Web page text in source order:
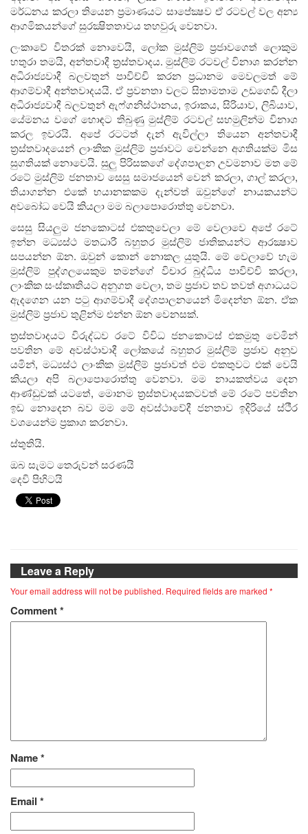
මර්ධනය කරලා තියෙන ප්‍රමාණයට සාපේක්‍ෂව ඒ රටවල් වල අන්‍ය
ආගමිකයන්ගේ සුරක්‍ෂිතතාවය තහවුරු වෙනවා.
ලංකාවේ විතරක් නොවෙයි, ලෝක මුස්ලිම් ප්‍රජාවගෙත් ලොකුම
හතුරා තමයි, අන්තවාදී ත්‍රස්තවාදය. මුස්ලිම් රටවල් විනාශ කරන්න
අධිරාජ්‍යවාදී බලවතුන් පාවිච්චි කරන ප්‍රධානම මෙවලමත් මේ
ආගම්වාදී අන්තවාදයයි. ඒ ප්‍රවනතා වලට සිතාමතාම උඩගෙඩි දීලා
අධිරාජ්‍යවාදී බලවතුන් ඇෆ්ගනිස්ථානය, ඉරාකය, සිරියාව, ලිබියාව,
යේමනය වගේ හොඳට තිබුණු මුස්ලිම් රටවල් සහමුලින්ම විනාශ
කරල ඉවරයි. අපේ රටටත් දැන් ඇවිල්ලා තියෙන අන්තවාදී
ත්‍රස්තවාදයෙන් ලාංකික මුස්ලිම් ප්‍රජාවට වෙන්නෙ අගතියක්ම මිස
සුගතියක් නොවෙයි. සුලු පිරිසකගේ දේශපාලන උවමනාව මත මේ
රටේ මුස්ලිම් ජනතාව සෙසු සමාජයෙන් වෙන් කරලා, ගාල් කරලා,
තියාගන්න එකේ භයානකකම දැන්වත් ඔවුන්ගේ නායකයන්ට
අවබෝධ වෙයි කියලා මම බලාපොරොත්තු වෙනවා.
සෙසු සියලුම ජනකොටස් එකතුවෙලා මේ වෙලාවෙ අපේ රටේ
ඉන්න මධ්‍යස්ථ මතධාරී බහුතර මුස්ලිම් ජාතිකයන්ට ආරක්‍ෂාව
සපයන්න ඕන. ඔවුන් කොන් නොකල යුතුයි. මේ වෙලාවේ හැම
මුස්ලිම් පුද්ගලයෙකුම තමන්ගේ විචාර බුද්ධිය පාවිච්චි කරලා,
ලාංකික සංස්කෘතියට අනුගත වෙලා, තම ප්‍රජාව තව තවත් අගාධයට
ඇදගෙන යන පටු ආගම්වාදී දේශපාලනයෙන් මිදෙන්න ඕන. ඒක
මුස්ලිම් ප්‍රජාව තුළින්ම එන්න ඕන වෙනසක්.
ත්‍රස්තවාදයට විරුද්ධව රටේ විවිධ ජනකොටස් එකමුතු වෙමින්
පවතින මේ අවස්ථාවාදී ලෝකයේ බහුතර මුස්ලිම් ප්‍රජාව අනුව
යමින්, මධ්‍යස්ථ ලාංකික මුස්ලිම් ප්‍රජාවත් එම එකතුවට එක් වෙයි
කියලා අපි බලාපොරොත්තු වෙනවා. මම නායකත්වය දෙන
ආණ්ඩුවක් යටතේ, මොනම ත්‍රස්තවාදයකටවත් මේ රටේ පවතින
ඉඩ නොදෙන බව මම මේ අවස්ථාවේදී ජනතාව ඉදිරියේ ස්ථීර
වශයෙන්ම ප්‍රකාශ කරනවා.
ස්තුතියි.
ඔබ සැමට තෙරුවන් සරණයි
දෙවි පිහිටයි
Leave a Reply
Your email address will not be published. Required fields are marked *
Comment*
Name*
Email *